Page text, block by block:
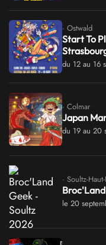
· Ostwald
Start To
du 12 au 16
· Colmar
Japan
du 19 au 20
· Soultz-
le 20